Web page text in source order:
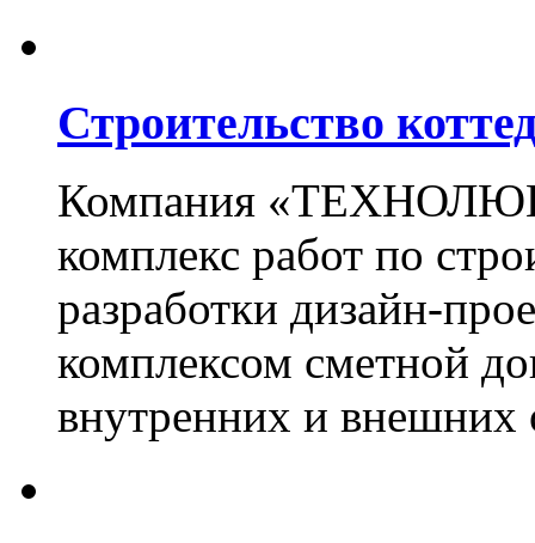
Строительство
Компания
комплекс работ по
разработки дизайн-
комплексом сметной
внутренних и внешних